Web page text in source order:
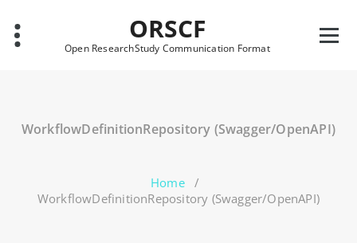
content
ORSCF
Open ResearchStudy Communication Format
WorkflowDefinitionRepository (Swagger/OpenAPI)
Home/
WorkflowDefinitionRepository (Swagger/OpenAPI)